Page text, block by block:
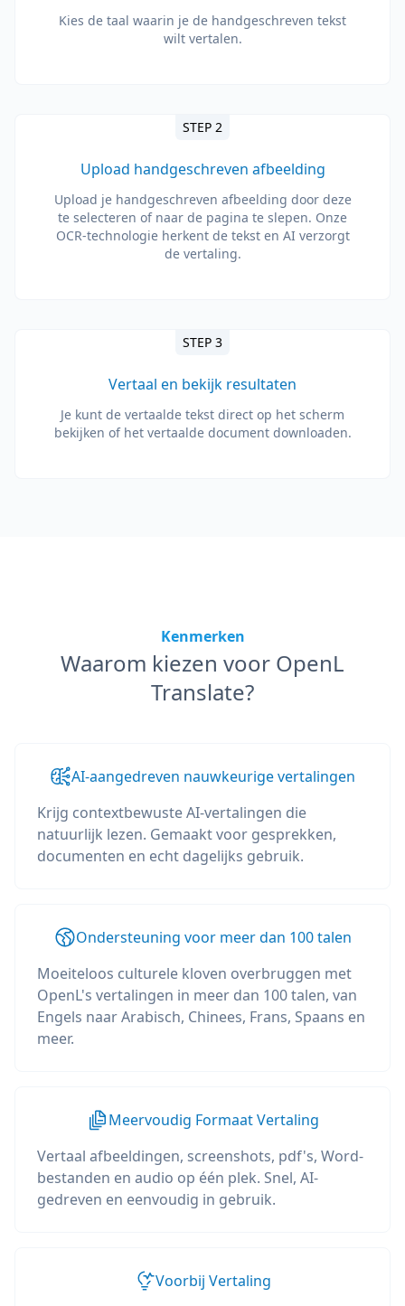
Kies de taal waarin je de handgeschreven tekst
wilt vertalen.
STEP 2
Upload handgeschreven afbeelding
Upload je handgeschreven afbeelding door deze
te selecteren of naar de pagina te slepen. Onze
OCR-technologie herkent de tekst en AI verzorgt
de vertaling.
STEP 3
Vertaal en bekijk resultaten
Je kunt de vertaalde tekst direct op het scherm
bekijken of het vertaalde document downloaden.
Kenmerken
Waarom kiezen voor OpenL
Translate?
AI-aangedreven nauwkeurige vertalingen
Krijg contextbewuste AI-vertalingen die
natuurlijk lezen. Gemaakt voor gesprekken,
documenten en echt dagelijks gebruik.
Ondersteuning voor meer dan 100 talen
Moeiteloos culturele kloven overbruggen met
OpenL's vertalingen in meer dan 100 talen, van
Engels naar Arabisch, Chinees, Frans, Spaans en
meer.
Meervoudig Formaat Vertaling
Vertaal afbeeldingen, screenshots, pdf's, Word-
bestanden en audio op één plek. Snel, AI-
gedreven en eenvoudig in gebruik.
Voorbij Vertaling